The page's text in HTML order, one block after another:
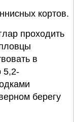
кортов.
проходить
в
5,2-
берегу